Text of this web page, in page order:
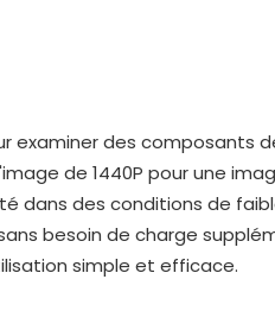
examiner des composants
de 1440P pour une
dans des conditions de
besoin de charge
simple et efficace.